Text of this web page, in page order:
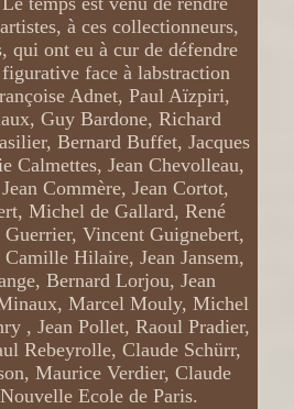
à ces collectionneurs,
qui ont eu à cur de défendre
face à labstraction
Adnet, Paul Aïzpiri,
Guy Bardone, Richard
Bernard Buffet, Jacques
Calmettes, Jean Chevolleau,
Commère, Jean Cortot,
Michel de Gallard, René
Vincent Guignebert,
Hilaire, Jean Jansem,
Bernard Lorjou, Jean
Marcel Mouly, Michel
, Jean Pollet, Raoul Pradier,
Rebeyrolle, Claude Schürr,
Maurice Verdier, Claude
Ecole de Paris.